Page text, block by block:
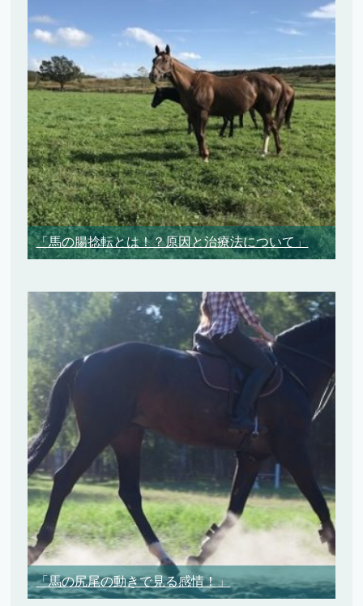
「馬の腸捻転とは！？原因と治療法について」
「馬の尻尾の動きで見る感情！」